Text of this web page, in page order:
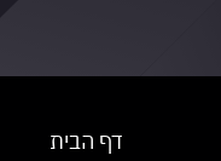
דף הבית